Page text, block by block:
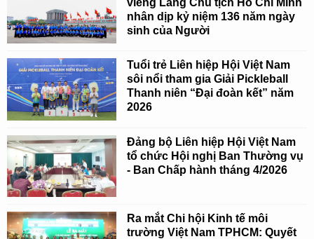
nhân dịp kỷ niệm 136 năm ngày
sinh của Người
Tuổi trẻ Liên hiệp Hội Việt Nam
sôi nổi tham gia Giải Pickleball
Thanh niên “Đại đoàn kết” năm
2026
Đảng bộ Liên hiệp Hội Việt Nam
tổ chức Hội nghị Ban Thường vụ
- Ban Chấp hành tháng 4/2026
Ra mắt Chi hội Kinh tế môi
trường Việt Nam TPHCM: Quyết